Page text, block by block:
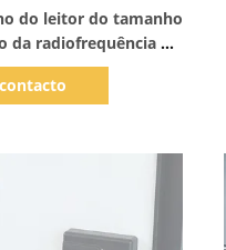
do leitor do tamanho
da radiofrequência do
da liga de alumínio para
classificação do livro
contacto